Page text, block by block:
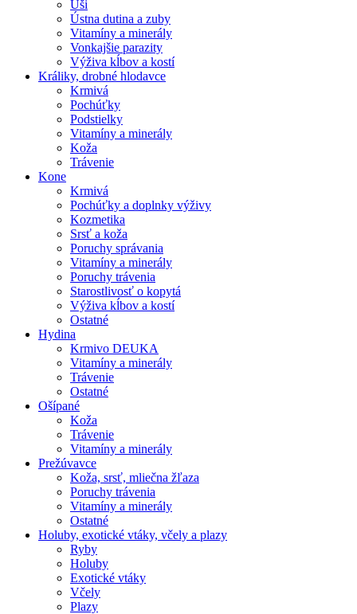
Uši
Ústna dutina a zuby
Vitamíny a minerály
Vonkajšie parazity
Výživa kĺbov a kostí
Králiky, drobné hlodavce
Krmivá
Pochúťky
Podstielky
Vitamíny a minerály
Koža
Trávenie
Kone
Krmivá
Pochúťky a doplnky výživy
Kozmetika
Srsť a koža
Poruchy správania
Vitamíny a minerály
Poruchy trávenia
Starostlivosť o kopytá
Výživa kĺbov a kostí
Ostatné
Hydina
Krmivo DEUKA
Vitamíny a minerály
Trávenie
Ostatné
Ošípané
Koža
Trávenie
Vitamíny a minerály
Prežúvavce
Koža, srsť, mliečna žľaza
Poruchy trávenia
Vitamíny a minerály
Ostatné
Holuby, exotické vtáky, včely a plazy
Ryby
Holuby
Exotické vtáky
Včely
Plazy